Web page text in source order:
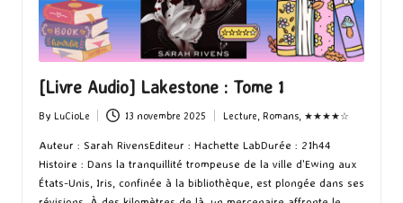
[Livre Audio] Lakestone : Tome 1
Posted
by
By LuCioLe 13 novembre 2025
Posted
in
Lecture Romans, ★★★★☆
Auteur : Sarah RivensEditeur : Hachette LabDurée : 21h44
Histoire : Dans la tranquillité trompeuse de la ville d'Ewing aux
États-Unis, Iris, confinée à la bibliothèque, est plongée dans ses